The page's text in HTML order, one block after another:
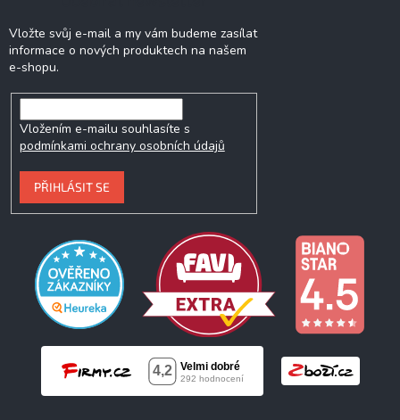
Vložte svůj e-mail a my vám budeme zasílat
informace o nových produktech na našem
e-shopu.
Vložením e-mailu souhlasíte s
podmínkami ochrany osobních údajů
PŘIHLÁSIT SE